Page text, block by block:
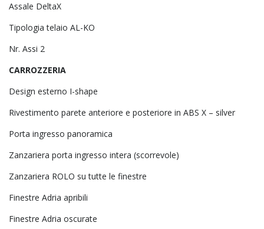
Assale DeltaX
Tipologia telaio AL-KO
Nr. Assi 2
CARROZZERIA
Design esterno I-shape
Rivestimento parete anteriore e posteriore in ABS X – silver
Porta ingresso panoramica
Zanzariera porta ingresso intera (scorrevole)
Zanzariera ROLO su tutte le finestre
Finestre Adria apribili
Finestre Adria oscurate